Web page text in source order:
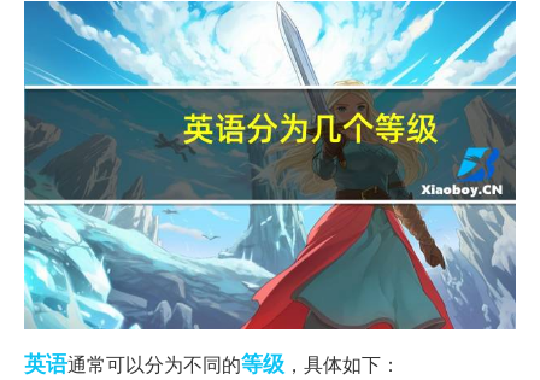
英语通常可以分为不同的等级 ，具体如下：